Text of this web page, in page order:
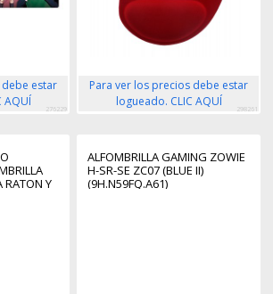
estar
AQUÍ
276229
Para ver los precios debe estar
logueado. CLIC AQUÍ
298261
RATON Y
ALFOMBRILLA GAMING ZOWIE
H-SR-SE ZC07 (BLUE II)
(9H.N59FQ.A61)